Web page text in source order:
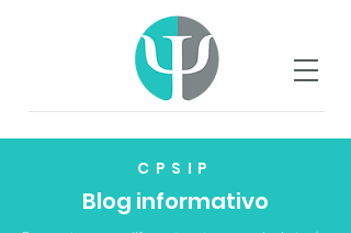
CPSIP
Blog informativo